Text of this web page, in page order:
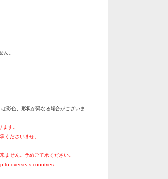
ん。
彩色、形状が異なる場合がございま
す。
くださいませ。
ません。予めご了承ください。
to overseas countries.